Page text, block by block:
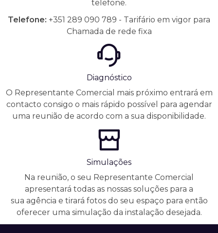
telefone.
Telefone: +351 289 090 789 - Tarifário em vigor para
Chamada de rede fixa
Diagnóstico
O Representante Comercial mais próximo entrará em
contacto consigo o mais rápido possível para agendar
uma reunião de acordo com a sua disponibilidade.
Simulações
Na reunião, o seu Representante Comercial
apresentará todas as nossas soluções para a
sua agência e tirará fotos do seu espaço para então
oferecer uma simulação da instalação desejada.